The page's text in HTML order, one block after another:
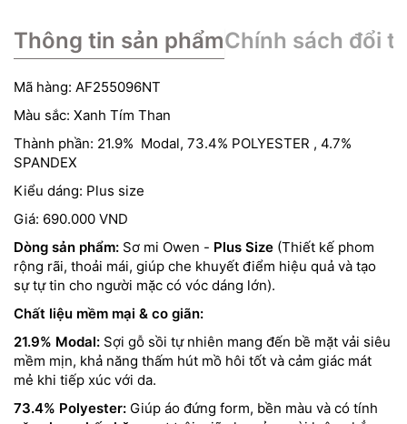
Thông tin sản phẩmChính sách đổi
Mã hàng: AF255096NT
Màu sắc: Xanh Tím Than
Thành phần: 21.9% Modal, 73.4% POLYESTER , 4.7%
SPANDEX
Kiểu dáng: Plus size
Giá: 690.000 VND
Dòng sản phẩm: Sơ mi Owen - Plus Size (Thiết kế phom
rộng rãi, thoải mái, giúp che khuyết điểm hiệu quả và tạo
sự tự tin cho người mặc có vóc dáng lớn).
Chất liệu mềm mại & co giãn:
21.9% Modal: Sợi gỗ sồi tự nhiên mang đến bề mặt vải siêu
mềm mịn, khả năng thấm hút mồ hôi tốt và cảm giác mát
mẻ khi tiếp xúc với da.
73.4% Polyester: Giúp áo đứng form, bền màu và có tính